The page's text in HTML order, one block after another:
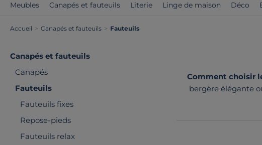
Meubles Canapés et fauteuils Literie Linge de maison Déco
Accueil > Canapés et fauteuils > Fauteuils
Canapés et fauteuils
Canapés
Fauteuils
Fauteuils fixes
Repose-pieds
Fauteuils relax
Comment choisir
bergère élégante